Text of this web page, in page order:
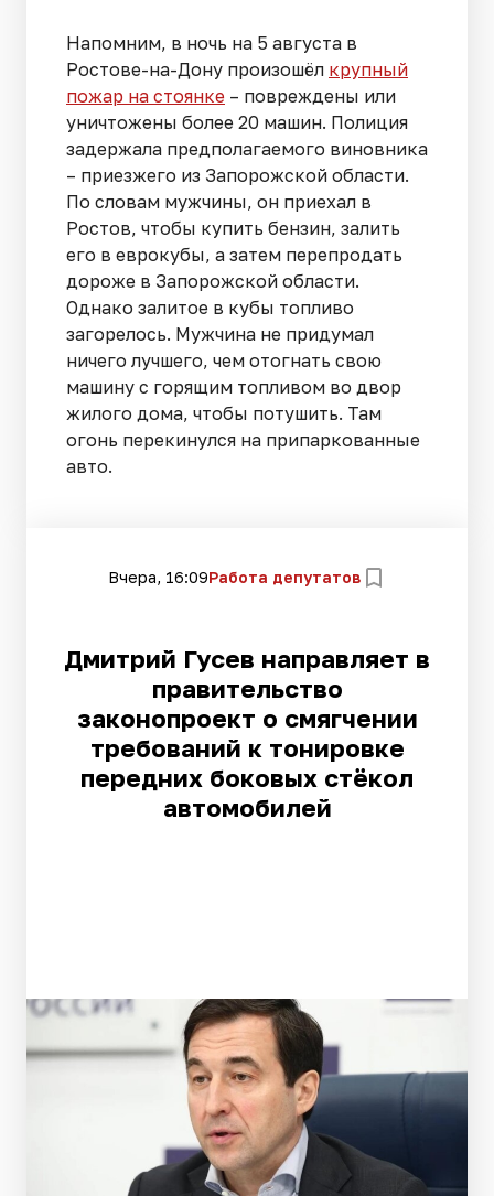
Напомним, в ночь на 5 августа в
Ростове-на-Дону произошёл крупный
пожар на стоянке – повреждены или
уничтожены более 20 машин. Полиция
задержала предполагаемого виновника
– приезжего из Запорожской области.
По словам мужчины, он приехал в
Ростов, чтобы купить бензин, залить
его в еврокубы, а затем перепродать
дороже в Запорожской области.
Однако залитое в кубы топливо
загорелось. Мужчина не придумал
ничего лучшего, чем отогнать свою
машину с горящим топливом во двор
жилого дома, чтобы потушить. Там
огонь перекинулся на припаркованные
авто.
Вчера, 16:09Работа депутатов
Дмитрий Гусев направляет в
правительство
законопроект о смягчении
требований к тонировке
передних боковых стёкол
автомобилей